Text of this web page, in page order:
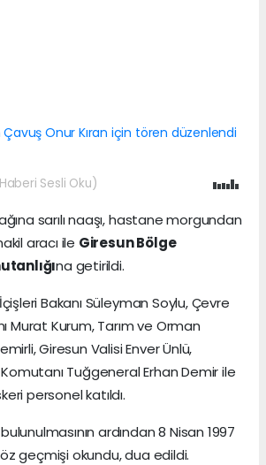
Sesli Oku)
sarılı naaşı, hastane morgundan
aracı ile Giresun Bölge
na getirildi.
Bakanı Süleyman Soylu, Çevre
Murat Kurum, Tarım ve Orman
Giresun Valisi Enver Ünlü,
Tuğgeneral Erhan Demir ile
personel katıldı.
ardından 8 Nisan 1997
geçmişi okundu, dua edildi.